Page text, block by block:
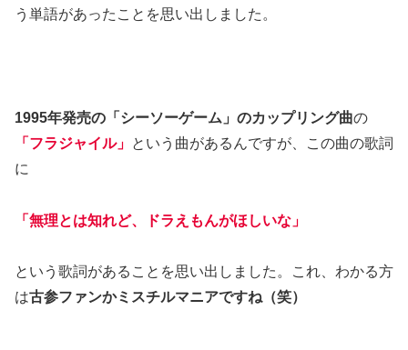
う単語があったことを思い出しました。
1995年発売の「シーソーゲーム」のカップリング曲の
「フラジャイル」 という曲があるんですが、この曲の歌詞
に
「無理とは知れど、ドラえもんがほしいな」
という歌詞があることを思い出しました。これ、わかる方
は古参ファンかミスチルマニアですね（笑）